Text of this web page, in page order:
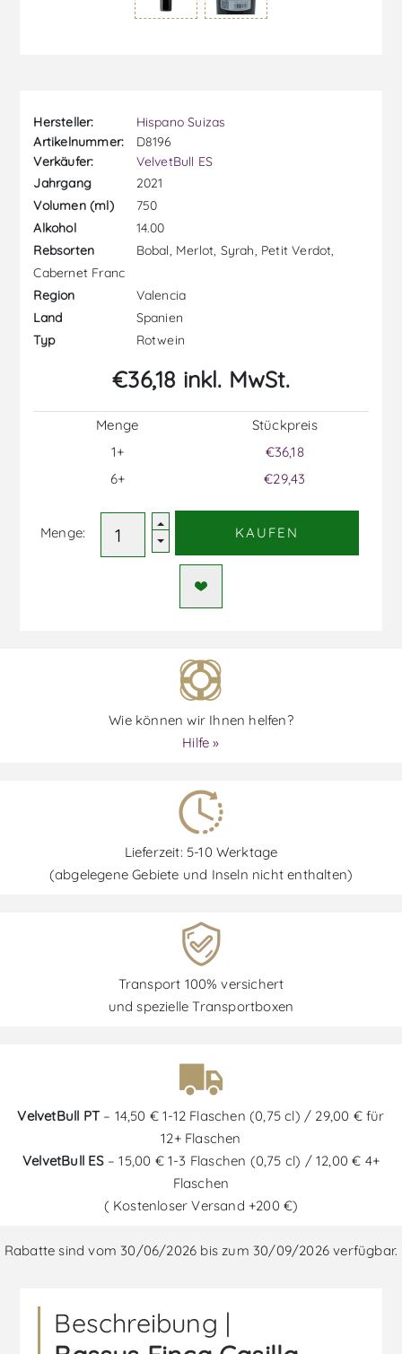
Hersteller:
Hispano Suizas
Artikelnummer:
D8196
Verkäufer:
VelvetBull ES
Jahrgang
2021
Volumen (ml)
750
Alkohol
14.00
Rebsorten
Bobal, Merlot, Syrah, Petit Verdot,
Cabernet Franc
Region
Valencia
Land
Spanien
Typ
Rotwein
€36,18 inkl. MwSt.
Menge
1+
6+
Stückpreis
€36,18
€29,43
Menge: KAUFEN
Wie können wir Ihnen helfen?
Hilfe »
Lieferzeit: 5-10 Werktage
(abgelegene Gebiete und Inseln nicht enthalten)
Transport 100% versichert
und spezielle Transportboxen
VelvetBull PT – 14,50 € 1-12 Flaschen (0,75 cl) / 29,00 € für
12+ Flaschen
VelvetBull ES– 15,00 € 1-3 Flaschen (0,75 cl) / 12,00 € 4+
Flaschen
( Kostenloser Versand +200 €)
Rabatte sind vom 30/06/2026 bis zum 30/09/2026 verfügbar.
Beschreibung |